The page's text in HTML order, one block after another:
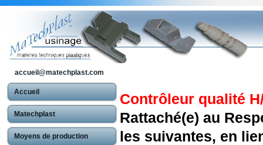
accueil@matechplast.com
Accueil
Matechplast
Moyens de production
Contrôleur qualité
Rattaché(e) au
les suivantes, en